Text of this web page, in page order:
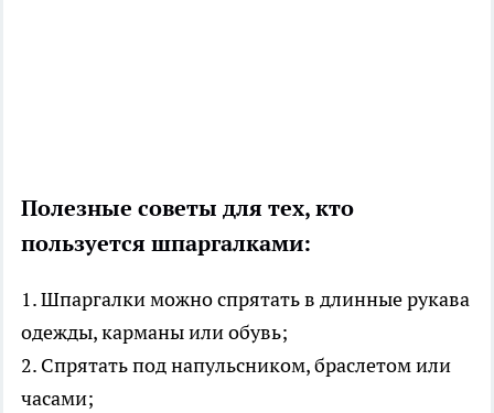
Полезные советы для тех, кто
пользуется шпаргалками:
1. Шпаргалки можно спрятать в длинные рукава
одежды, карманы или обувь;
2. Спрятать под напульсником, браслетом или
часами;